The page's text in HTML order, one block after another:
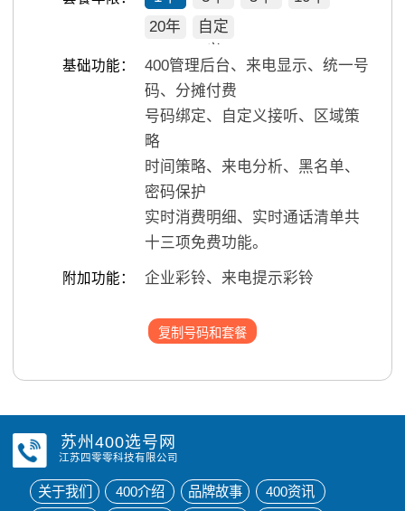
20年
自定
义
基础功能：
400管理后台、来电显示、统一号
码、分摊付费
号码绑定、自定义接听、区域策
略
时间策略、来电分析、黑名单、
密码保护
实时消费明细、实时通话清单共
十三项免费功能。
附加功能： 企业彩铃、来电提示彩铃
复制号码和套餐
苏州400选号网
江苏四零零科技有限公司
关于我们 400介绍 品牌故事
400资讯